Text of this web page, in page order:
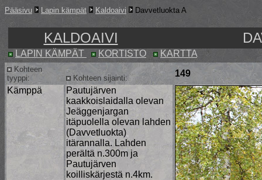
Pääsivu Lapin kämpät Kaldoaivi Davvetluokta A
KALDOAIVI
LAPIN KÄMPÄT KORTISTO KARTTA
Kohteen
tyyppi:
Kohteen sijainti:
149
Kämppä
Pautujärven
kaakkoislaidalla olevan
Jeäggenjargan
itäpuolella olevan lahden
(Davvetluokta)
itärannalla. Lahden
perältä n.300m ja
Pautujärven
koilliskärjestä n.4km.